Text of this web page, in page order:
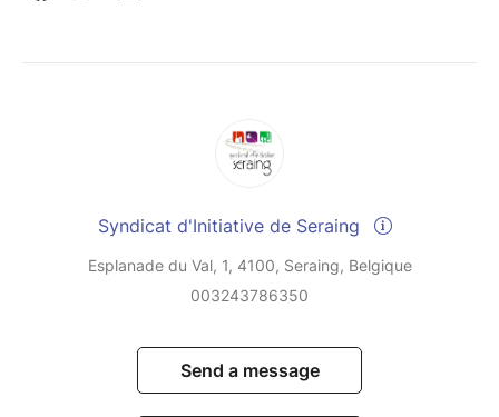
Syndicat d'Initiative de Seraing
Esplanade du Val, 1, 4100, Seraing, Belgique
003243786350
Send a message